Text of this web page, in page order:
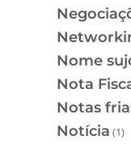
Nome
Nota
Notas
Notícia (1)